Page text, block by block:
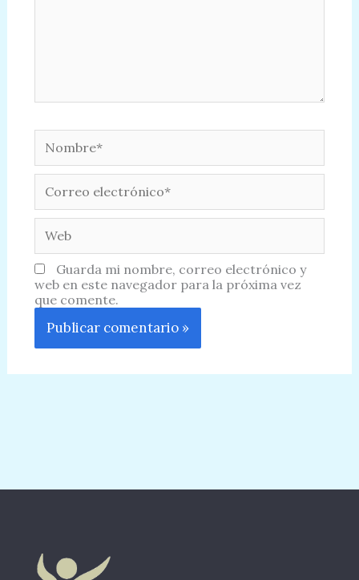
Nombre*
Correo
electrónico*
Web
Guarda mi nombre, correo electrónico y
web en este navegador para la próxima vez
que comente.